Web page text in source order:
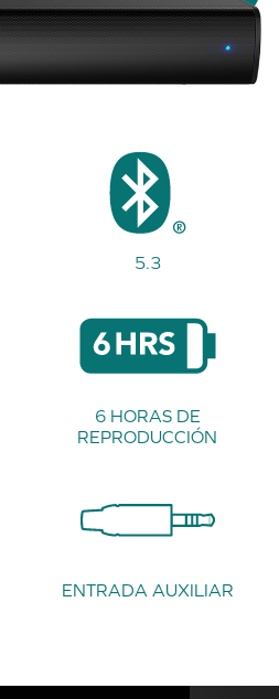
5.3
6 HORAS DE
REPRODUCCIÓN
ENTRADA AUXILIAR